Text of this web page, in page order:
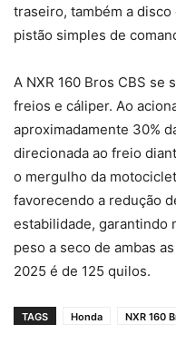
traseiro, também a
pistão simples de
A NXR 160 Bros CBS
freios e cáliper. Ao
aproximadamente 30%
direcionada ao freio
o mergulho da
favorecendo a redução
estabilidade, garantindo
peso a seco de ambas
2025 é de 125 quilos.
TAGS Honda NXR 160